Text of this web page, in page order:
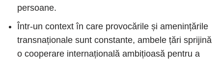
persoane.
Într-un context în care provocările și amenințările
transnaționale sunt constante, ambele țări sprijină
o cooperare internațională ambițioasă pentru a